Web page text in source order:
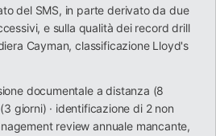
del SMS, in parte derivato da due
e sulla qualità dei record drill
Cayman, classificazione Lloyd's
documentale a distanza (8
giorni) · identificazione di 2 non
review annuale mancante,